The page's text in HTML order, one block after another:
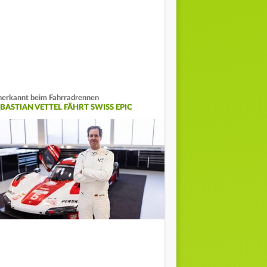
beim Fahrradrennen
VETTEL FÄHRT SWISS EPIC